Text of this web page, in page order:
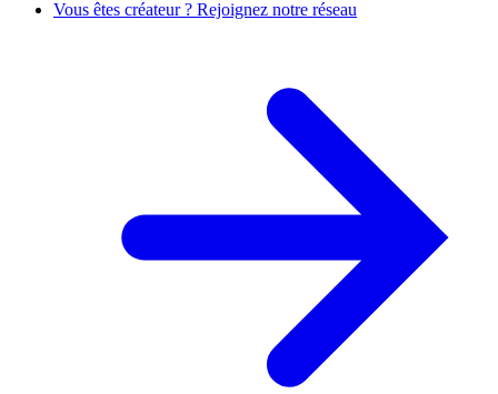
Vous êtes créateur ? Rejoignez notre réseau